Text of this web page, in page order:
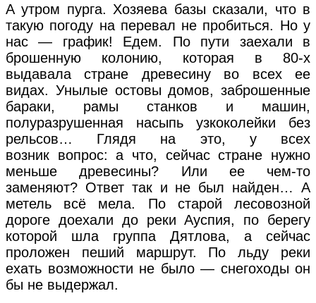
А утром пурга. Хозяева базы сказали, что в
такую погоду на перевал не пробиться. Но у
нас — график! Едем. По пути заехали в
брошенную колонию, которая в 80-х
выдавала стране древесину во всех ее
видах. Унылые остовы домов, заброшенные
бараки, рамы станков и машин,
полуразрушенная насыпь узкоколейки без
рельсов… Глядя на это, у всех
возник вопрос: а что, сейчас стране нужно
меньше древесины? Или ее чем-то
заменяют? Ответ так и не был найден… А
метель всё мела. По старой лесовозной
дороге доехали до реки Ауспия, по берегу
которой шла группа Дятлова, а сейчас
проложен пеший маршрут. По льду реки
ехать возможности не было — снегоходы он
бы не выдержал.